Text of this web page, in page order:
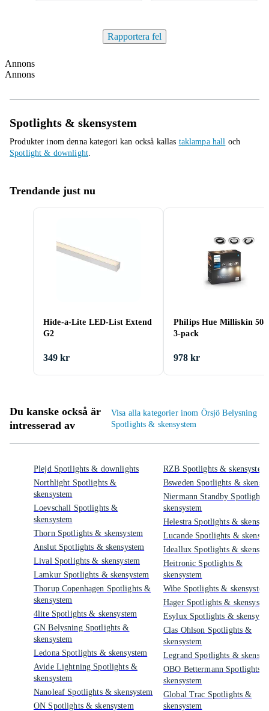
Rapportera fel
Annons
Annons
Spotlights & skensystem
Produkter inom denna kategori kan också kallas taklampa hall och
Spotlight & downlight.
Trendande just nu
Hide-a-Lite LED-List Extend
G2
349 kr
Philips Hue Milliskin
3-pack
978 kr
Du kanske också är
intresserad av
Visa alla kategorier inom Örsjö Belysning
Spotlights & skensystem
Plejd Spotlights & downlights
Northlight Spotlights &
skensystem
Loevschall Spotlights &
skensystem
Thorn Spotlights & skensystem
Anslut Spotlights & skensystem
Lival Spotlights & skensystem
Lamkur Spotlights & skensystem
Thorup Copenhagen Spotlights &
skensystem
4lite Spotlights & skensystem
GN Belysning Spotlights &
skensystem
Ledona Spotlights & skensystem
Avide Lightning Spotlights &
skensystem
Nanoleaf Spotlights & skensystem
ON Spotlights & skensystem
RZB Spotlights & skensystem
Bsweden Spotlights &
Niermann Standby Spotlights
skensystem
Helestra Spotlights &
Lucande Spotlights &
Ideallux Spotlights &
Heitronic Spotlights &
skensystem
Wibe Spotlights & skensystem
Hager Spotlights &
Esylux Spotlights &
Clas Ohlson Spotlights &
skensystem
Legrand Spotlights &
OBO Bettermann Spotlights
skensystem
Global Trac Spotlights &
skensystem